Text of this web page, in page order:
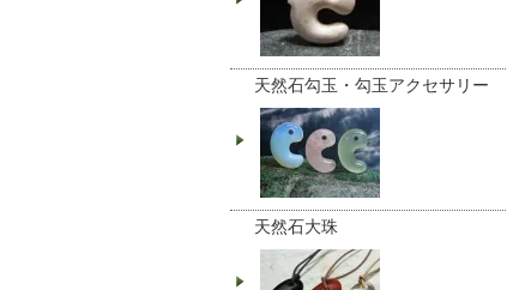
天然石勾玉・勾玉アクセサリー
天然石大珠